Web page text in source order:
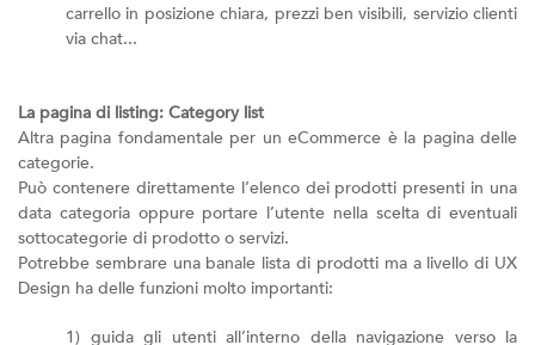
carrello in posizione chiara, prezzi ben visibili, servizio clienti
via chat...
La pagina di listing: Category list
Altra pagina fondamentale per un eCommerce è la pagina delle
categorie.
Può contenere direttamente l’elenco dei prodotti presenti in una
data categoria oppure portare l’utente nella scelta di eventuali
sottocategorie di prodotto o servizi.
Potrebbe sembrare una banale lista di prodotti ma a livello di UX
Design ha delle funzioni molto importanti:
1) guida gli utenti all’interno della navigazione verso la